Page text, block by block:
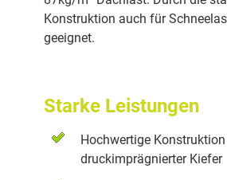
Konstruktion auch für
geeignet.
Starke Leistungen
Hochwertige
druckimprägnierter Kiefer